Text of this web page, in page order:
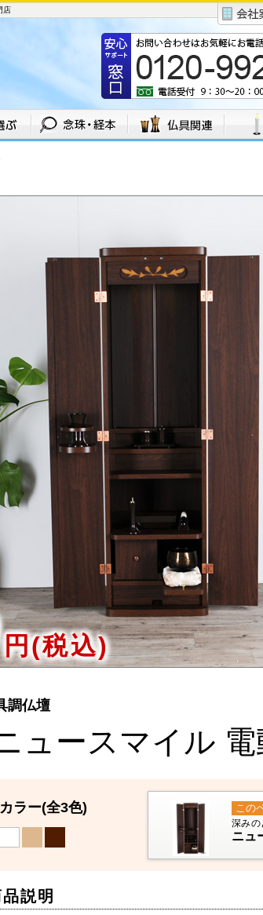
店
円(税込)
調仏壇
ュースマイル
カラー(全3色) この
深み
ニュ
説明